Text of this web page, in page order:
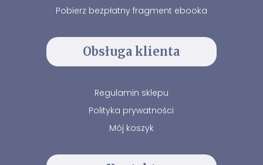
Pobierz bezpłatny fragment ebooka
Obsługa klienta
Regulamin sklepu
Polityka prywatności
Mój koszyk